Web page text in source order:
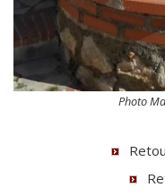
Photo